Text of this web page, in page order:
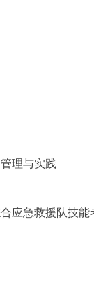
理与实践
应急救援队技能